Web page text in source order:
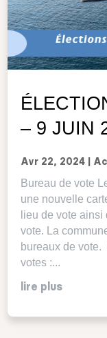
– 9 JUIN
Avr 22, 2024
Bureau de vote
une nouvelle
lieu de vote
vote. La
bureaux de
votes :...
lire plus